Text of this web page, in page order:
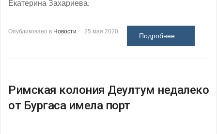
Екатерина Захариева.
Опубликовано в Новости 25 мая 2020
Подробнее ...
Римская колония Деултум недалеко
от Бургаса имела порт